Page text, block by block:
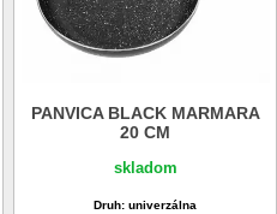
PANVICA BLACK MARMARA
20 CM
skladom
Druh: univerzálna